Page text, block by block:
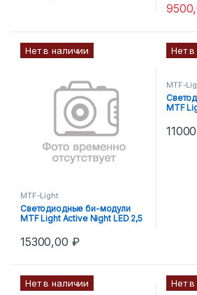
Нет в наличии
MTF-Light
Светодиодные би-модули
MTF Light Active Night LED 2,5
15300,00 ₽
Нет в
MTF-
MTF
Нет в наличии Нет в